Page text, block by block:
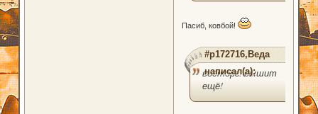
Пасиб, ковбой!
#p172716,Веда
написал(а):
восторг! дышит
ещё!